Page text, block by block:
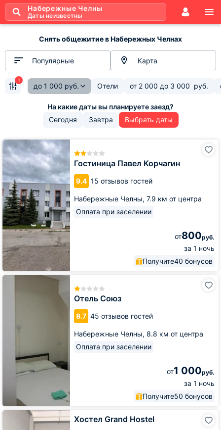
Набережные Челны
Даты неизвестны
Снять общежитие в Набережных Челнах
Популярные Карта
до 1 000 руб. Отели от 2 000 до 3 000 руб.
1
Сегодня Завтра Выбрать даты
Гостиница Павел Корчагин
9.4 15 отзывов гостей
Набережные Челны, 7.9 км от центра
Оплата при заселении
от800руб.
за 1 ночь
Получите40 бонусов
Гостиница
Павел
Корчагин
Отель Союз
8.7 45 отзывов гостей
Набережные Челны, 8.8 км от центра
Оплата при заселении
от1 000руб.
за 1 ночь
Получите50 бонусов
Отель
Хостел Grand Hostel
Хостел